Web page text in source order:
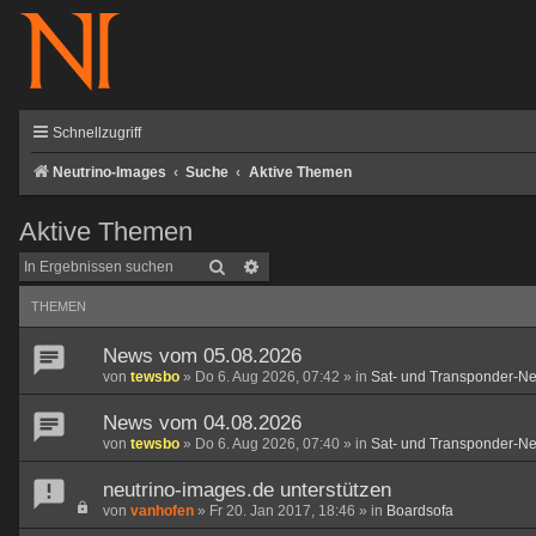
Schnellzugriff
Neutrino-Images Suche Aktive Themen
Aktive Themen
Suche
THEMEN
News vom 05.08.2026
von tewsbo » Do 6. Aug 2026, 07:42 » in Sat- und Transponder-
News vom 04.08.2026
von tewsbo » Do 6. Aug 2026, 07:40 » in Sat- und Transponder-
neutrino-images.de unterstützen
von vanhofen » Fr 20. Jan 2017, 18:46 » in Boardsofa